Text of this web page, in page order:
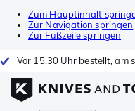
Zum Hauptinhalt
Zur Navigation springen
Zur Fußzeile springen
Vor 15.30 Uhr bestellt, am